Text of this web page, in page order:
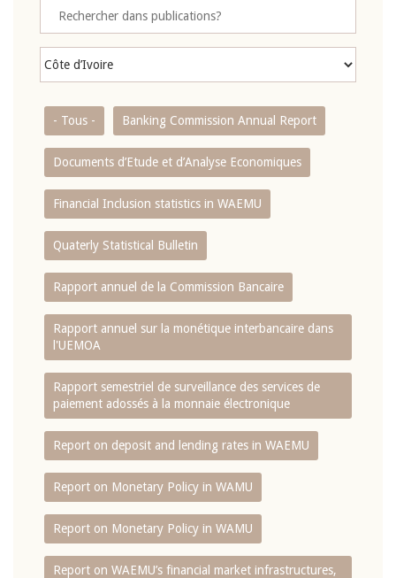
- Tous - Banking Commission Annual Report
Documents d’Etude et d’Analyse Economiques
Financial Inclusion statistics in WAEMU
Quaterly Statistical Bulletin
Rapport annuel de la Commission Bancaire
Rapport annuel sur la monétique interbancaire dans
l'UEMOA
Rapport semestriel de surveillance des services de
paiement adossés à la monnaie électronique
Report on deposit and lending rates in WAEMU
Report on Monetary Policy in WAMU
Report on Monetary Policy in WAMU
Report on WAEMU’s financial market infrastructures,